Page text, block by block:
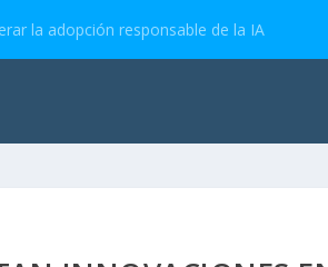
la adopción responsable de la IA